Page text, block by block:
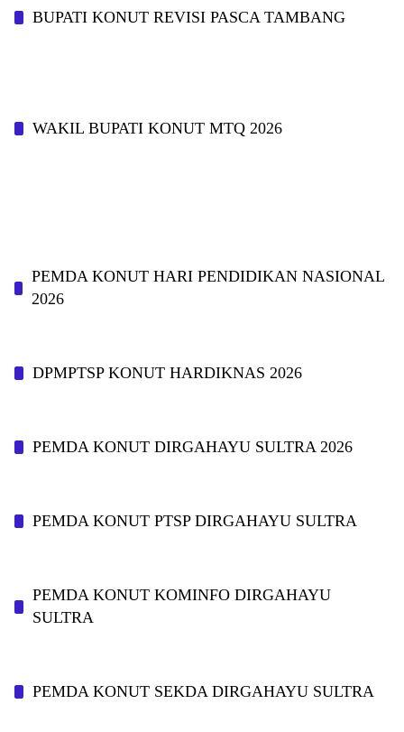
BUPATI KONUT REVISI PASCA TAMBANG
WAKIL BUPATI KONUT MTQ 2026
PEMDA KONUT HARI PENDIDIKAN NASIONAL
2026
DPMPTSP KONUT HARDIKNAS 2026
PEMDA KONUT DIRGAHAYU SULTRA 2026
PEMDA KONUT PTSP DIRGAHAYU SULTRA
PEMDA KONUT KOMINFO DIRGAHAYU
SULTRA
PEMDA KONUT SEKDA DIRGAHAYU SULTRA